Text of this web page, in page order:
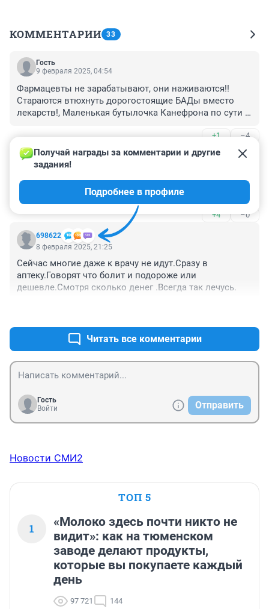
КОММЕНТАРИИ 33
Гость
9 февраля 2025, 04:54
Фармацевты не зарабатывают, они наживаются!!
Стараются втюхнуть дорогостоящие БАДы вместо
лекарств!, Маленькая бутылочка Канефрона по сути
пол литра коньяка! За смесь лимонной кислоты с
содой в баночке дерут 1700 рублей!! Стул для
инвалидов с велоколёсами стоит как кухонный
чем ростовщики!!
+1 –4
Гость
8 февраля 2025, 22:25
В Тюмени даже провизор не получает такую зарплату,
не говоря о уже фармацевте.
+4 –0
698622
Получай награды за комментарии и другие
задания!
Подробнее в профиле
8 февраля 2025, 21:25
Сейчас многие даже к врачу не идут.Сразу в
аптеку.Говорят что болит и подороже или
дешевле.Смотря сколько денег .Всегда так лечусь.
Читать все комментарии
Гость
Войти
Отправить
Новости СМИ2
ТОП 5
1
«Молоко здесь почти никто не
видит»: как на тюменском
заводе делают продукты,
которые вы покупаете каждый
день
97 721 144